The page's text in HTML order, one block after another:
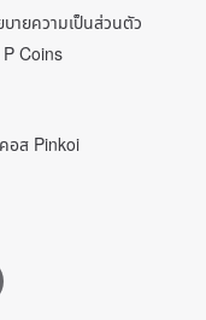
บายความเป็นส่วนตัว
P Coins
อส Pinkoi